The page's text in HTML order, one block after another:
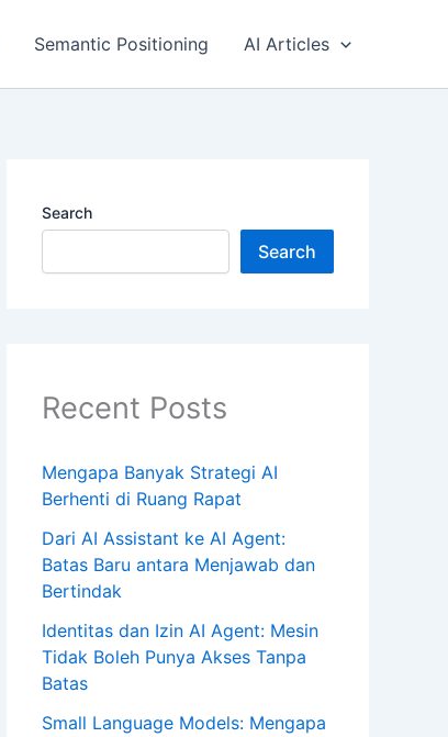
Semantic Positioning AI Articles
Search
Search
Recent Posts
Mengapa Banyak Strategi AI
Berhenti di Ruang Rapat
Dari AI Assistant ke AI Agent:
Batas Baru antara Menjawab dan
Bertindak
Identitas dan Izin AI Agent: Mesin
Tidak Boleh Punya Akses Tanpa
Batas
Small Language Models: Mengapa